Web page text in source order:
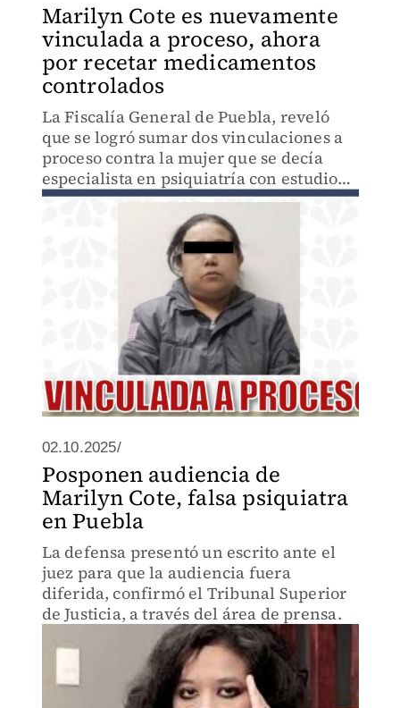
Marilyn Cote es nuevamente
vinculada a proceso, ahora
por recetar medicamentos
controlados
La Fiscalía General de Puebla, reveló
que se logró sumar dos vinculaciones a
proceso contra la mujer que se decía
especialista en psiquiatría con estudios
en Harvard y Oslo.
02.10.2025/
Posponen audiencia de
Marilyn Cote, falsa psiquiatra
en Puebla
La defensa presentó un escrito ante el
juez para que la audiencia fuera
diferida, confirmó el Tribunal Superior
de Justicia, a través del área de prensa.